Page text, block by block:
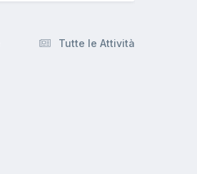
Tutte le Attività